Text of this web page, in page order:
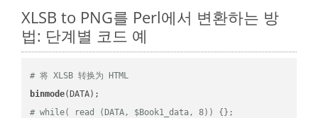
XLSB to PNG를 Perl에서 변환하는 방
법: 단계별 코드 예
# 将 XLSB 转换为 HTML
binmode
# while( read (DATA, $Book1_data, 8)) {};